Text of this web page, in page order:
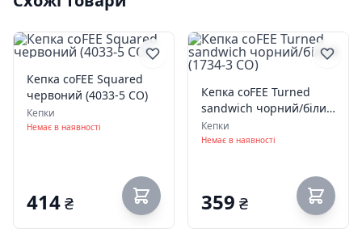
Кепка coFEE Squared
червоний (4033-5 CO)
Кепки
Немає в наявності
414₴
Кепка coFEE Turned
sandwich чорний/білий
(1734-3 CO)
Кепки
Немає в наявності
359 ₴